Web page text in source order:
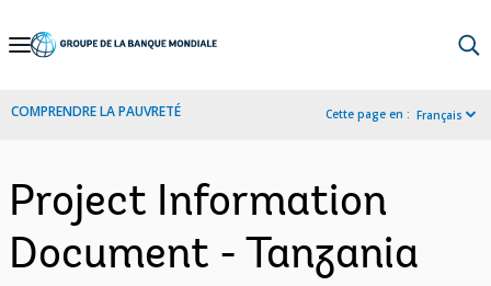
Skip
Navigation
COMPRENDRE LA PAUVRETÉ Cette page en : Français
Project Information
Document - Tanzania